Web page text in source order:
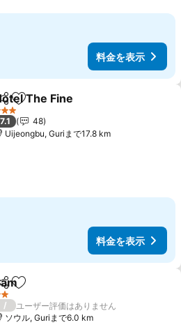
料金を表示
ェアお気に入りに追加
The Fine
テルのランク
7.1
48
Uijeongbu, Guriまで17.8 km
料金を表示
ェアお気に入りに追加
テルのランク
/
ユーザー評価はありません
ソウル, Guriまで6.0 km